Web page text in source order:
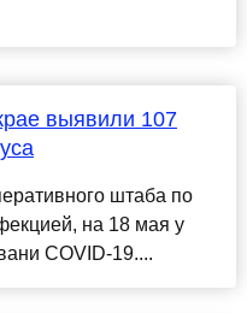
выявили 107
штаба по
на 18 мая у
COVID-19....